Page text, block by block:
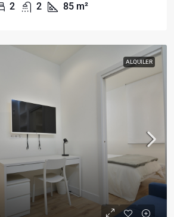
2 2 85 m²
ALQUILER